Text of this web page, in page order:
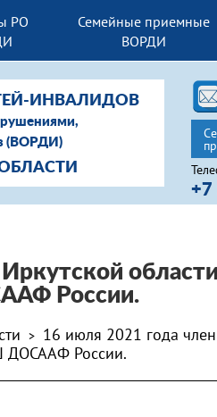
РО
Семейные приемные
ВОРДИ
+7
ИНВАЛИДОВ
(ВОРДИ)
России.
> 16 июля 2021 года
ДОСААФ России.